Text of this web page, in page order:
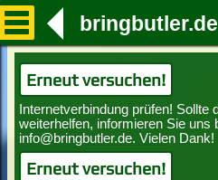
bringbutler.de
Erneut versuchen!
Erneut versuchen!